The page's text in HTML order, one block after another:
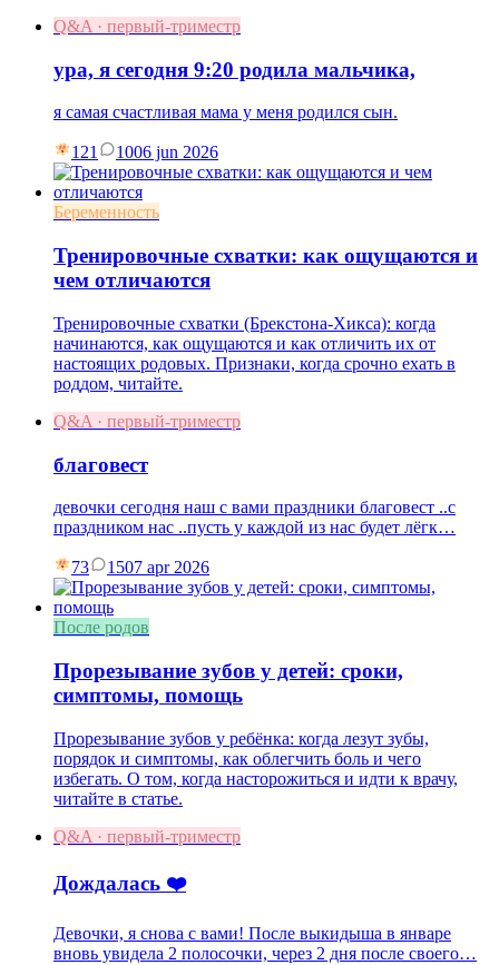
Q&A · первый-триместр
ура, я сегодня 9:20 родила мальчика,
я самая счастливая мама у меня родился сын.
121 1006 jun 2026
Беременность
Тренировочные схватки: как ощущаются и
чем отличаются
Тренировочные схватки (Брекстона-Хикса): когда
начинаются, как ощущаются и как отличить их от
настоящих родовых. Признаки, когда срочно ехать в
роддом, читайте.
Q&A · первый-триместр
благовест
девочки сегодня наш с вами праздники благовест ..с
праздником нас ..пусть у каждой из нас будет лёгк…
73 1507 apr 2026
После родов
Прорезывание зубов у детей: сроки,
симптомы, помощь
Прорезывание зубов у ребёнка: когда лезут зубы,
порядок и симптомы, как облегчить боль и чего
избегать. О том, когда насторожиться и идти к врачу,
читайте в статье.
Q&A · первый-триместр
Дождалась ❤️
Девочки, я снова с вами! После выкидыша в январе
вновь увидела 2 полосочки, через 2 дня после своего…